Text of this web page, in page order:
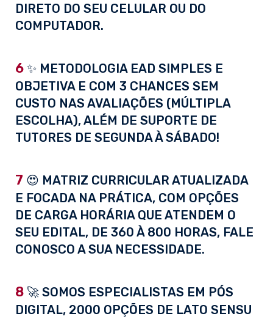
DIRETO DO SEU CELULAR OU DO
COMPUTADOR.
6 ✨ METODOLOGIA EAD SIMPLES E
OBJETIVA E COM 3 CHANCES SEM
CUSTO NAS AVALIAÇÕES (MÚLTIPLA
ESCOLHA), ALÉM DE SUPORTE DE
TUTORES DE SEGUNDA À SÁBADO!
7 😍 MATRIZ CURRICULAR ATUALIZADA
E FOCADA NA PRÁTICA, COM OPÇÕES
DE CARGA HORÁRIA QUE ATENDEM O
SEU EDITAL, DE 360 À 800 HORAS, FALE
CONOSCO A SUA NECESSIDADE.
8 🚀 SOMOS ESPECIALISTAS EM PÓS
DIGITAL, 2000 OPÇÕES DE LATO SENSU